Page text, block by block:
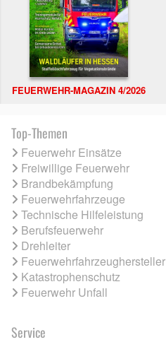
FEUERWEHR-MAGAZIN 4/2026
Top-Themen
Feuerwehr Einsätze
Freiwillige Feuerwehr
Brandbekämpfung
Feuerwehrfahrzeuge
Technische Hilfeleistung
Berufsfeuerwehr
Drehleiter
Feuerwehrfahrzeughersteller
Katastrophenschutz
Feuerwehr Unfall
Service